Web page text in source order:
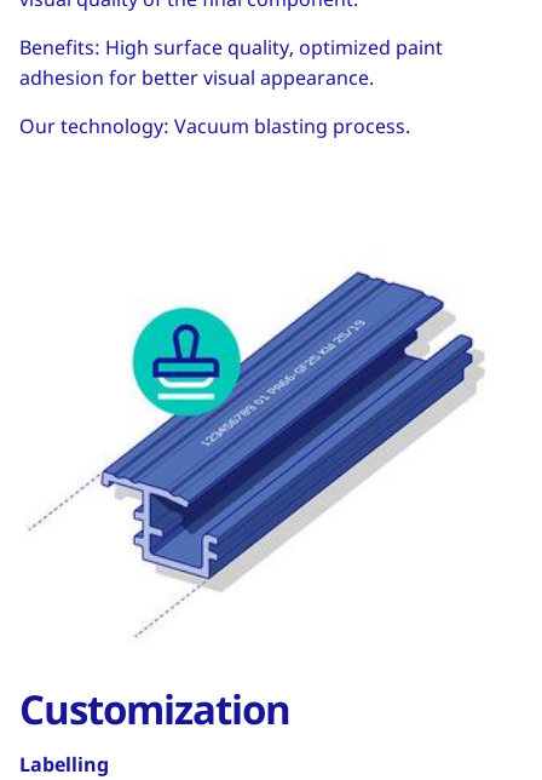
Benefits: High surface quality, optimized paint
adhesion for better visual appearance.
Our technology: Vacuum blasting process.
Customization
Labelling